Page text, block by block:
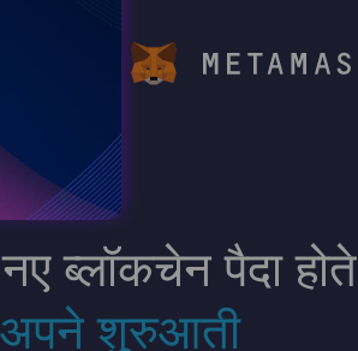
ब्लॉकचेन पैदा होते
अपने शुरुआती